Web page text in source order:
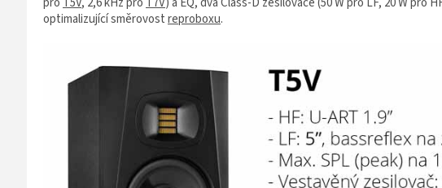
optimalizující směrovostreproboxu.